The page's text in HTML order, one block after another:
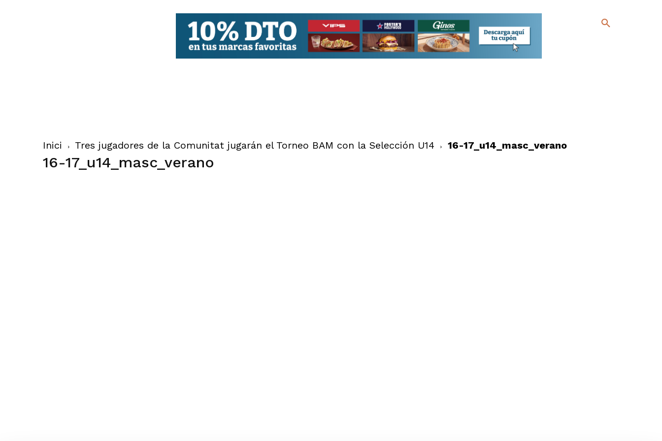
Inici Tres jugadores de la Comunitat jugarán el Torneo BAM con la Selección U14 16-17_u14_masc_verano
16-17_u14_masc_verano